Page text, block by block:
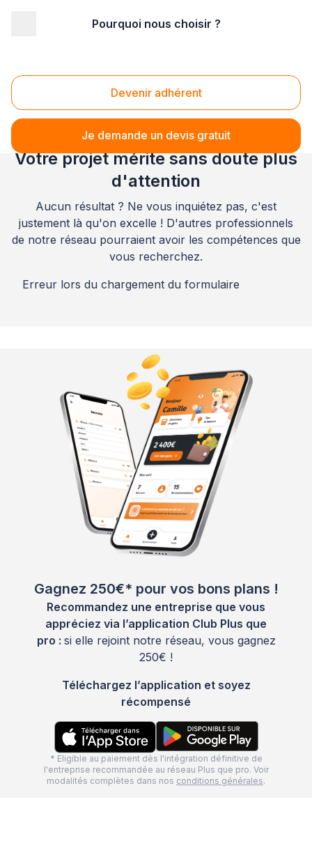
Pourquoi nous choisir ?
Devenir adhérent
Je demande un devis gratuit
Maçonnerie Saint-André-les-Vergers (10120)
Votre projet mérite sans doute plus
d'attention
Aucun résultat ? Ne vous inquiétez pas, c'est
justement là qu'on excelle ! D'autres professionnels
de notre réseau pourraient avoir les compétences que
vous recherchez.
Erreur lors du chargement du formulaire
Gagnez 250€* pour vos bons plans !
Recommandez une entreprise que vous
appréciez via l’application Club Plus que
pro : si elle rejoint notre réseau, vous gagnez
250€ !
Téléchargez l’application et soyez
récompensé
* Eligible au paiement dès l'intégration définitive de
l'entreprise recommandée au réseau Plus que pro. Voir
modalités complètes dans nos conditions générales.